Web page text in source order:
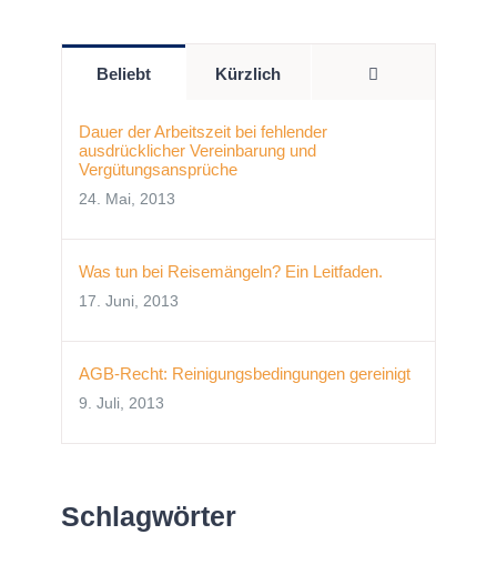
Beliebt Kürzlich Kommentare
Dauer der Arbeitszeit bei fehlender
ausdrücklicher Vereinbarung und
Vergütungsansprüche
24. Mai, 2013
Was tun bei Reisemängeln? Ein Leitfaden.
17. Juni, 2013
AGB-Recht: Reinigungsbedingungen gereinigt
9. Juli, 2013
Schlagwörter